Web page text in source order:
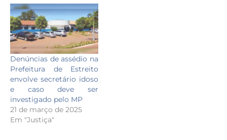
Denúncias de assédio na
Prefeitura de Estreito
envolve secretário idoso
e caso deve ser
investigado pelo MP
21 de março de 2025
Em "Justiça"